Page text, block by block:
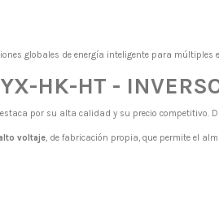
globales de energía inteligente para múltiples
HK-HT -
por su alta calidad y su precio competitivo.
voltaje, de fabricación propia, que permite el